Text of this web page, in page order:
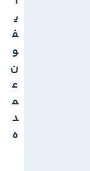
ی
ف
و
ن
ع
م
د
ه